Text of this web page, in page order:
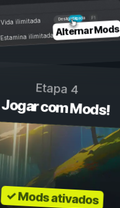
Ligada
Desligada
Vida ilimitada
Estamina ilimitadaAlternar Mods
Etapa 4
Jogar com Mods!
✓ Mods ativados